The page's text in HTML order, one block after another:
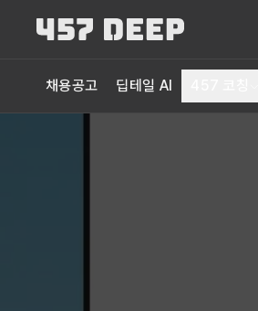
채용공고 딥테일 AI